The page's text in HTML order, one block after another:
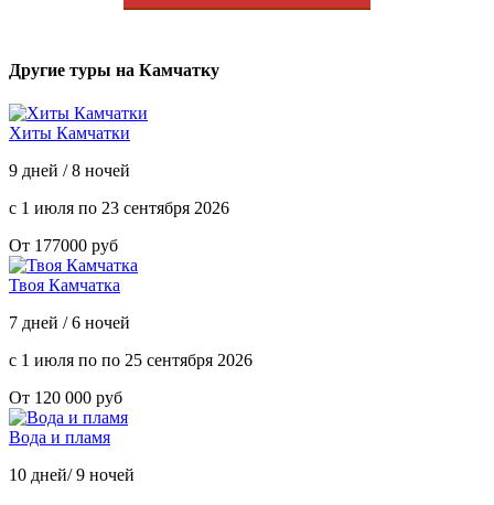
Другие туры на Камчатку
Хиты Камчатки
9 дней / 8 ночей
с 1 июля по 23 сентября 2026
От 177000 руб
Твоя Камчатка
7 дней / 6 ночей
с 1 июля по по 25 сентября 2026
От 120 000 руб
Вода и пламя
10 дней/ 9 ночей